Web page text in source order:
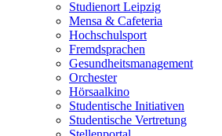
Studienort Leipzig
Mensa & Cafeteria
Hochschulsport
Fremdsprachen
Gesundheitsmanagement
Orchester
Hörsaalkino
Studentische Initiativen
Studentische Vertretung